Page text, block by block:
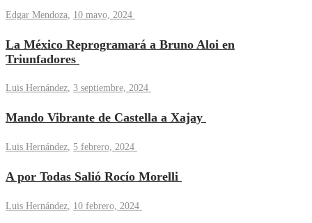
Edgar Mendoza 10 mayo, 2024
La México Reprogramará a Bruno Aloi en
Triunfadores
Luis Hernández, 3 septiembre, 2024
Mando Vibrante de Castella a Xajay
Luis Hernández, 5 febrero, 2024
A por Todas Salió Rocío Morelli
Luis Hernández, 10 febrero, 2024